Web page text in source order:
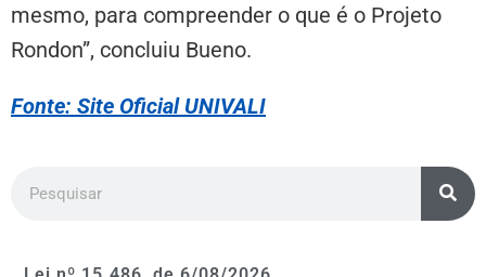
mesmo, para compreender o que é o Projeto
Rondon”, concluiu Bueno.
Fonte: Site Oficial UNIVALI